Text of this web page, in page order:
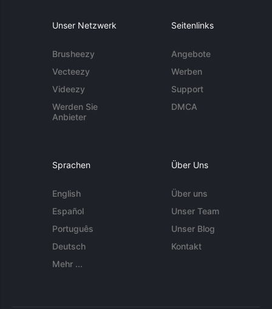
Unser Netzwerk
Brusheezy
Vecteezy
Videezy
Werden Sie
Anbieter
Seitenlinks
Angebote
Werben
Support
DMCA
Sprachen
English
Español
Português
Deutsch
Mehr ...
Über Uns
Über uns
Unser Team
Unser Blog
Kontakt